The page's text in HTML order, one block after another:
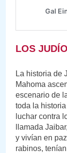
LOS
La historia de
Mahoma
escenario de
toda la
luchar contra
llamada
y vivían en
rabinos,